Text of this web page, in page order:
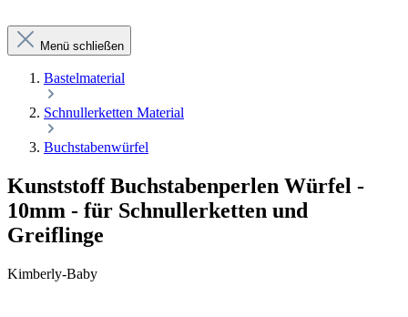
Menü schließen
Bastelmaterial
Schnullerketten Material
Buchstabenwürfel
Kunststoff Buchstabenperlen Würfel -
10mm - für Schnullerketten und
Greiflinge
Kimberly-Baby